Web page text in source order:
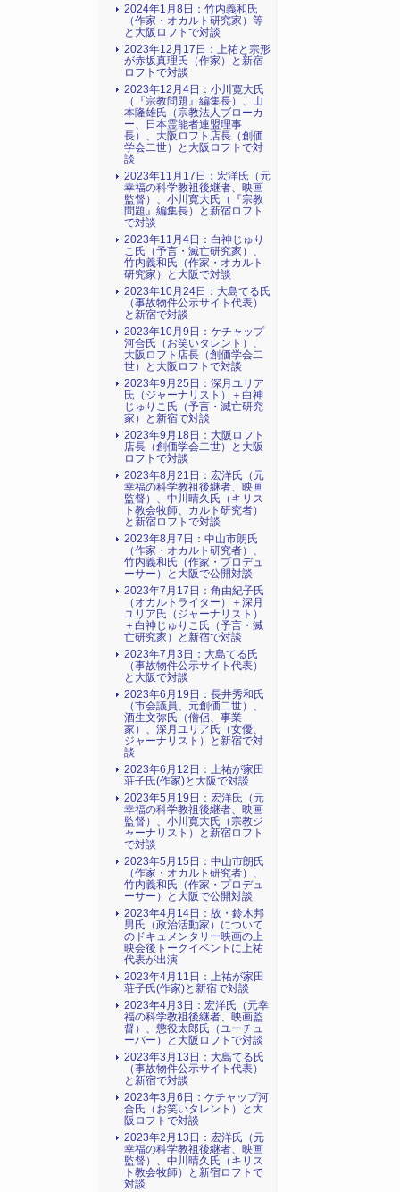
2024年1月8日：竹内義和氏
（作家・オカルト研究家）等
と大阪ロフトで対談
2023年12月17日：上祐と宗形
が赤坂真理氏（作家）と新宿
ロフトで対談
2023年12月4日：小川寛大氏
（『宗教問題』編集長）、山
本隆雄氏（宗教法人ブローカ
ー、日本霊能者連盟理事
長）、大阪ロフト店長（創価
学会二世）と大阪ロフトで対
談
2023年11月17日：宏洋氏（元
幸福の科学教祖後継者、映画
監督）、小川寛大氏（『宗教
問題』編集長）と新宿ロフト
で対談
2023年11月4日：白神じゅり
こ氏（予言・滅亡研究家）、
竹内義和氏（作家・オカルト
研究家）と大阪で対談
2023年10月24日：大島てる氏
（事故物件公示サイト代表）
と新宿で対談
2023年10月9日：ケチャップ
河合氏（お笑いタレント）、
大阪ロフト店長（創価学会二
世）と大阪ロフトで対談
2023年9月25日：深月ユリア
氏（ジャーナリスト）＋白神
じゅりこ氏（予言・滅亡研究
家）と新宿で対談
2023年9月18日：大阪ロフト
店長（創価学会二世）と大阪
ロフトで対談
2023年8月21日：宏洋氏（元
幸福の科学教祖後継者、映画
監督）、中川晴久氏（キリス
ト教会牧師、カルト研究者）
と新宿ロフトで対談
2023年8月7日：中山市朗氏
（作家・オカルト研究者）、
竹内義和氏（作家・プロデュ
ーサー）と大阪で公開対談
2023年7月17日：角由紀子氏
（オカルトライター）＋深月
ユリア氏（ジャーナリスト）
＋白神じゅりこ氏（予言・滅
亡研究家）と新宿で対談
2023年7月3日：大島てる氏
（事故物件公示サイト代表）
と大阪で対談
2023年6月19日：長井秀和氏
（市会議員、元創価二世）、
酒生文弥氏（僧侶、事業
家）、深月ユリア氏（女優、
ジャーナリスト）と新宿で対
談
2023年6月12日：上祐が家田
荘子氏(作家)と大阪で対談
2023年5月19日：宏洋氏（元
幸福の科学教祖後継者、映画
監督）、小川寛大氏（宗教ジ
ャーナリスト）と新宿ロフト
で対談
2023年5月15日：中山市朗氏
（作家・オカルト研究者）、
竹内義和氏（作家・プロデュ
ーサー）と大阪で公開対談
2023年4月14日：故・鈴木邦
男氏（政治活動家）について
のドキュメンタリー映画の上
映会後トークイベントに上祐
代表が出演
2023年4月11日：上祐が家田
荘子氏(作家)と新宿で対談
2023年4月3日：宏洋氏（元幸
福の科学教祖後継者、映画監
督）、懲役太郎氏（ユーチュ
ーバー）と大阪ロフトで対談
2023年3月13日：大島てる氏
（事故物件公示サイト代表）
と新宿で対談
2023年3月6日：ケチャップ河
合氏（お笑いタレント）と大
阪ロフトで対談
2023年2月13日：宏洋氏（元
幸福の科学教祖後継者、映画
監督）、中川晴久氏（キリス
ト教会牧師）と新宿ロフトで
対談